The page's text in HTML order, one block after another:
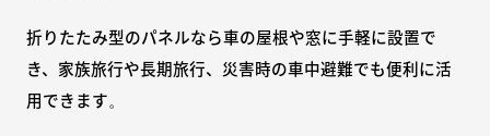
折りたたみ型のパネルなら車の屋根や窓に手軽に設置で
き、家族旅行や長期旅行、災害時の車中避難でも便利に活
用できます。